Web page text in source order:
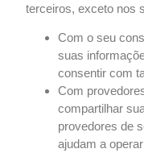
terceiros, exceto nos
Com o seu
suas
consentir com
Com
compartilhar
provedores de
ajudam a